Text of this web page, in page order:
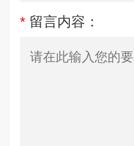
* 留言内容：